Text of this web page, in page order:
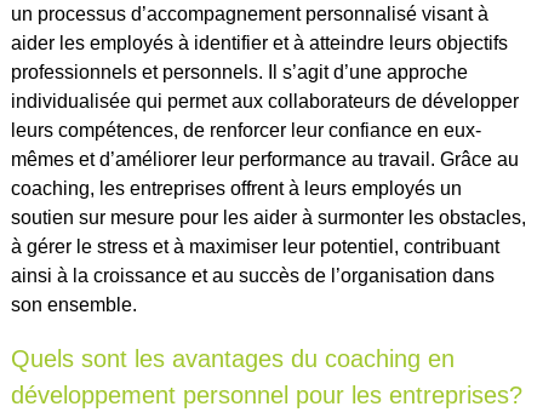
un processus d’accompagnement personnalisé visant à
aider les employés à identifier et à atteindre leurs objectifs
professionnels et personnels. Il s’agit d’une approche
individualisée qui permet aux collaborateurs de développer
leurs compétences, de renforcer leur confiance en eux-
mêmes et d’améliorer leur performance au travail. Grâce au
coaching, les entreprises offrent à leurs employés un
soutien sur mesure pour les aider à surmonter les obstacles,
à gérer le stress et à maximiser leur potentiel, contribuant
ainsi à la croissance et au succès de l’organisation dans
son ensemble.
Quels sont les avantages du coaching en
développement personnel pour les entreprises?